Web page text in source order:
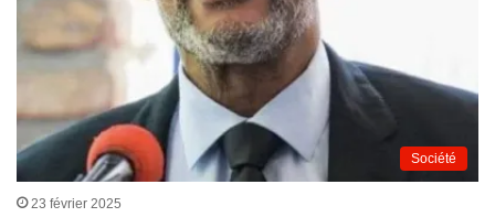
Société
23 février 2025